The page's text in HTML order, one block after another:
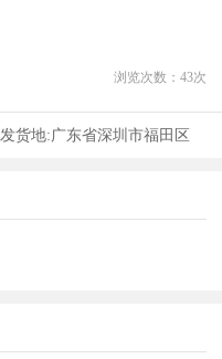
浏览次数： 43次
发货地:广东省深圳市福田区